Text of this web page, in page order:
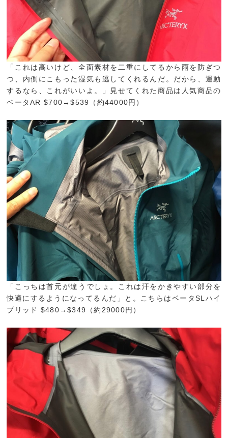
「これは高いけど、全面素材を二重にしてるから雨を防ぎつ
つ、内側にこもった湿気も逃してくれるんだ。だから、運動
するなら、これがいいよ。」見せてくれた商品は人気商品の
ベータAR $700→$539（約44000円）
「こっちは首元が違うでしょ。これは汗をかきやすい部分を
快適にするようになってるんだ」と。こちらはベータSLハイ
ブリッド $480→$349（約29000円）